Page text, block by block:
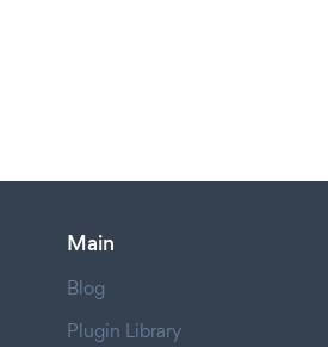
Main
Blog
Plugin Library